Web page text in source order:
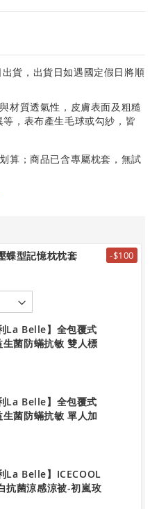
貨，出貨日如遇國定假日將順
材質透氣性，皮膚表面及粗糙
，表布產生毛球或勾紗，皆
算；商品已含專屬枕套，無試
蝶型記憶枕枕套 -$100
La Belle】全包覆式
菌防蟎抗敏 雙人標
La Belle】全包覆式
菌防蟎抗敏 單人加
La Belle】ICECOOL
抗菌涼感涼被-初嵐玫